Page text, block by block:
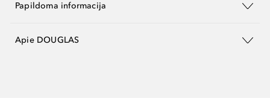
Papildoma informacija
Apie DOUGLAS